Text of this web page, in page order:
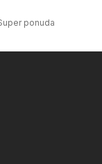
ponuda